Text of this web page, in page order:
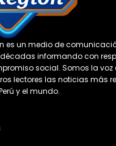
es un medio de
informando con
social. Somos la voz
lectores las noticias más
y el mundo.